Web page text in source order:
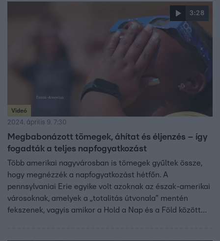
3:28
Videó
2024. április 9. 7:30
Megbabonázott tömegek, áhítat és éljenzés – így
fogadták a teljes napfogyatkozást
Több amerikai nagyvárosban is tömegek gyűltek össze,
hogy megnézzék a napfogyatkozást hétfőn. A
pennsylvaniai Erie egyike volt azoknak az észak-amerikai
városoknak, amelyek a „totalitás útvonala” mentén
fekszenek, vagyis amikor a Hold a Nap és a Föld között